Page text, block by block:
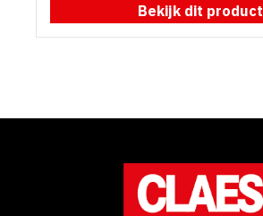
Bekijk dit product